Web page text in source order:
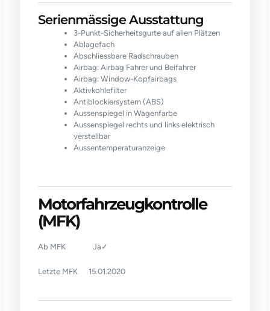
Serienmässige Ausstattung
3-Punkt-Sicherheitsgurte auf allen Plätzen
Ablagefach
Abschliessbare Radschrauben
Airbag: Airbag Fahrer und Beifahrer
Airbag: Window-Kopfairbags
Aktivkohlefilter
Antiblockiersystem (ABS)
Aussenspiegel in Wagenfarbe
Aussenspiegel rechts und links elektrisch
verstellbar
Aussentemperaturanzeige
Motorfahrzeugkontrolle
(MFK)
Ab MFK Ja✓
Letzte MFK 15.01.2020